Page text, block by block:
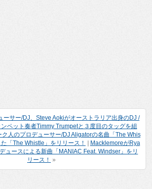
ーサー/DJ、Steve Aokiがオーストラリア出身のDJ /
ペット奏者Timmy Trumpetと３度目のタッグを組
人のプロデューサー/DJ Aligatorの名曲「The Whis
「The Whistle」をリリース！
MacklemoreがRya
ュースによる新曲「MANIAC Feat. Windser」をリ
リース！ »